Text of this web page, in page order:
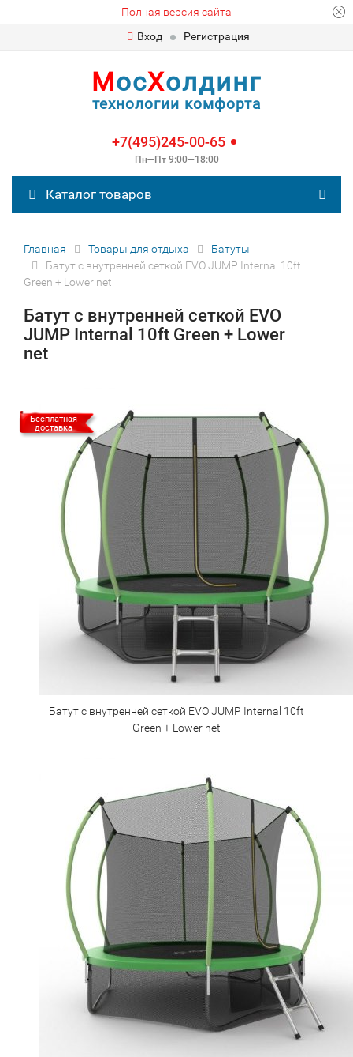
Полная версия сайта
Вход
Регистрация
МосХолдинг
технологии комфорта
+7(495)245-00-65
Пн—Пт 9:00—18:00
Каталог товаров
Главная Товары для отдыха
Батуты
Батут с внутренней сеткой EVO JUMP Internal 10ft
Green + Lower net
Батут с внутренней сеткой EVO
JUMP Internal 10ft Green + Lower
net
Бесплатная
доставка
Батут с внутренней сеткой EVO JUMP Internal 10ft
Green + Lower net